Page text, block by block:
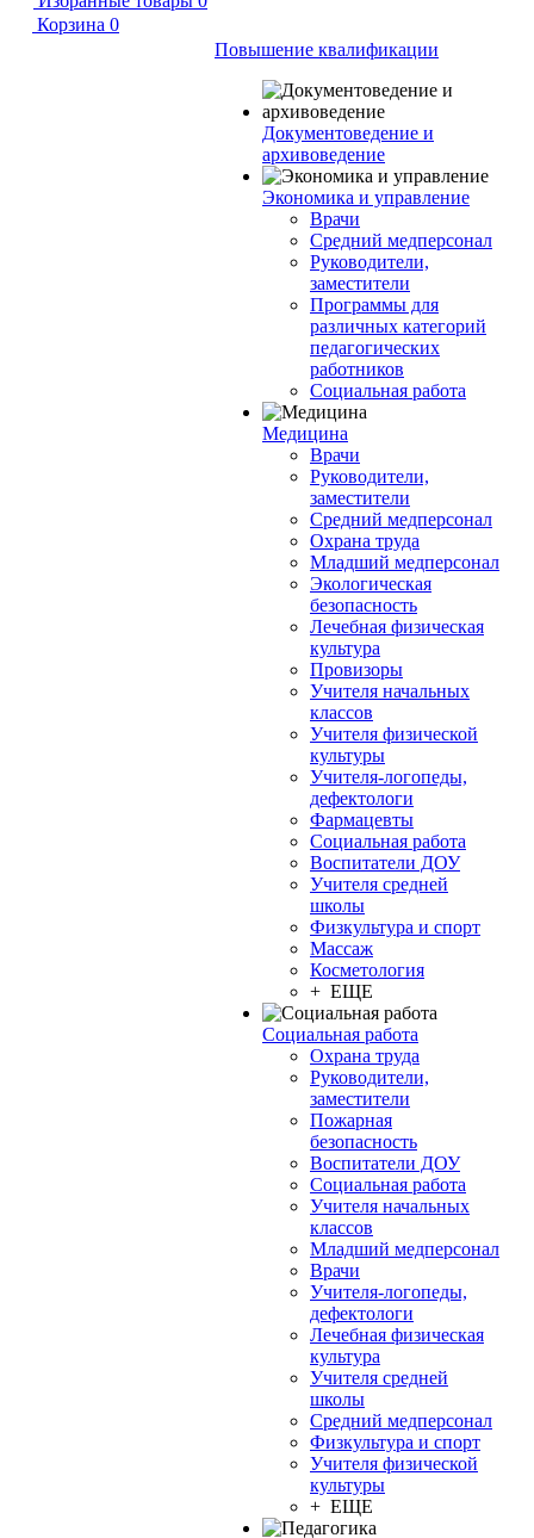
Корзина 0
Повышение квалификации
Документоведение и
архивоведение
Экономика и управление
Врачи
Средний медперсонал
Руководители,
заместители
Программы для
различных категорий
педагогических
работников
Социальная работа
Медицина
Врачи
Руководители,
заместители
Средний медперсонал
Охрана труда
Младший медперсонал
Экологическая
безопасность
Лечебная физическая
культура
Провизоры
Учителя начальных
классов
Учителя физической
культуры
Учителя-логопеды,
дефектологи
Фармацевты
Социальная работа
Воспитатели ДОУ
Учителя средней
школы
Физкультура и спорт
Массаж
Косметология
+ ЕЩЕ
Социальная работа
Охрана труда
Руководители,
заместители
Пожарная
безопасность
Воспитатели ДОУ
Социальная работа
Учителя начальных
классов
Младший медперсонал
Врачи
Учителя-логопеды,
дефектологи
Лечебная физическая
культура
Учителя средней
школы
Средний медперсонал
Физкультура и спорт
Учителя физической
культуры
+ ЕЩЕ